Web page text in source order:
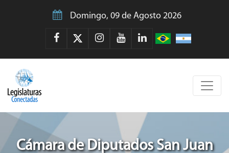
Domingo, 09 de Agosto 2026
Cámara de Diputados San Juan